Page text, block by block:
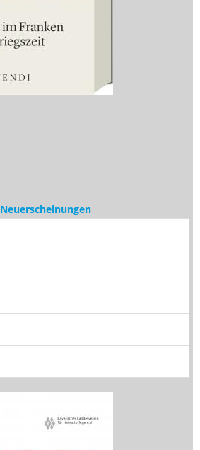
Neuerscheinungen